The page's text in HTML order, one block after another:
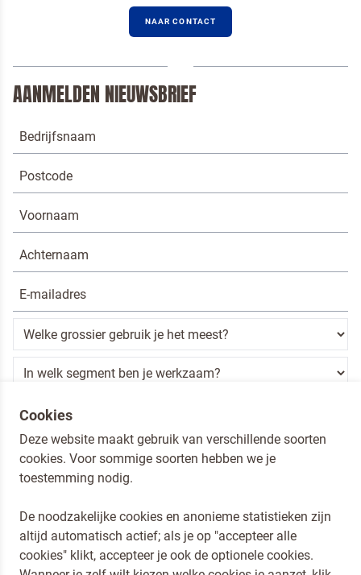
NAAR CONTACT
AANMELDEN NIEUWSBRIEF
Ik ben een horeca professional
Door op versturen te klikken, ga je akkoord metonze voorwaarden.
Dr. Oetker Nederland
Koopmans Professioneel
Cookies
Deze website maakt gebruik van verschillende soorten
cookies. Voor sommige soorten hebben we je
toestemming nodig.
De noodzakelijke cookies en anonieme statistieken zijn
altijd automatisch actief; als je op "accepteer alle
cookies" klikt, accepteer je ook de optionele cookies.